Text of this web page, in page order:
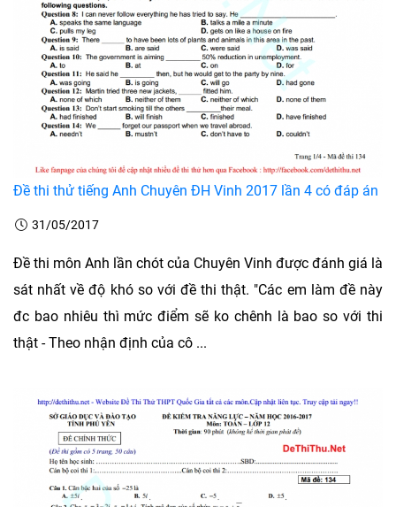
Đề thi thử tiếng Anh Chuyên ĐH Vinh 2017 lần 4 có đáp án
31/05/2017
Đề thi môn Anh lần chót của Chuyên Vinh được đánh giá là
sát nhất về độ khó so với đề thi thật. "Các em làm đề này
đc bao nhiêu thì mức điểm sẽ ko chênh là bao so với thi
thật - Theo nhận định của cô ...